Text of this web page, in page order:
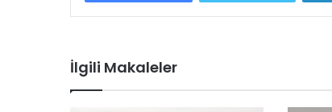
İlgili Makaleler